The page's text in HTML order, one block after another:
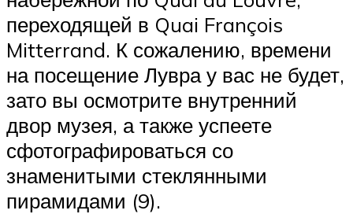
переходящей в Quai François
Mitterrand. К сожалению, времени
на посещение Лувра у вас не будет,
зато вы осмотрите внутренний
двор музея, а также успеете
сфотографироваться со
знаменитыми стеклянными
пирамидами (9).